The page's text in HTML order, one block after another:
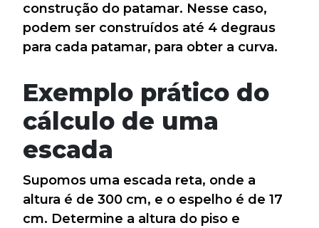
construção do patamar. Nesse caso,
podem ser construídos até 4 degraus
para cada patamar, para obter a curva.
Exemplo prático do
cálculo de uma
escada
Supomos uma escada reta, onde a
altura é de 300 cm, e o espelho é de 17
cm. Determine a altura do piso e